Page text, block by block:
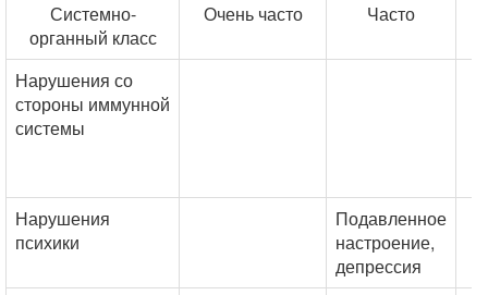
Системно-
органный класс
Очень часто Часто
Нарушения со
стороны иммунной
системы
Нарушения
психики
Подавленное
настроение,
депрессия